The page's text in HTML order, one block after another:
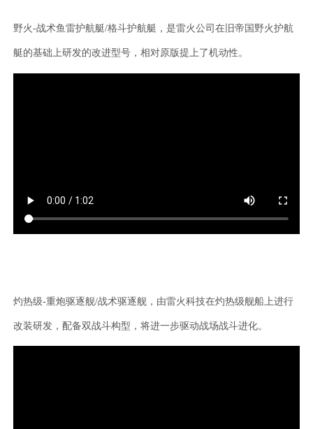
野火-战术鱼雷护航艇/格斗护航艇，是雷火公司在旧帝国野火护航
艇的基础上研发的改进型号，相对原版提上了机动性。
灼热级-重炮驱逐舰/战术驱逐舰，由雷火科技在灼热级舰船上进行
改装研发，配备双战斗构型，将进一步驱动战场战斗进化。